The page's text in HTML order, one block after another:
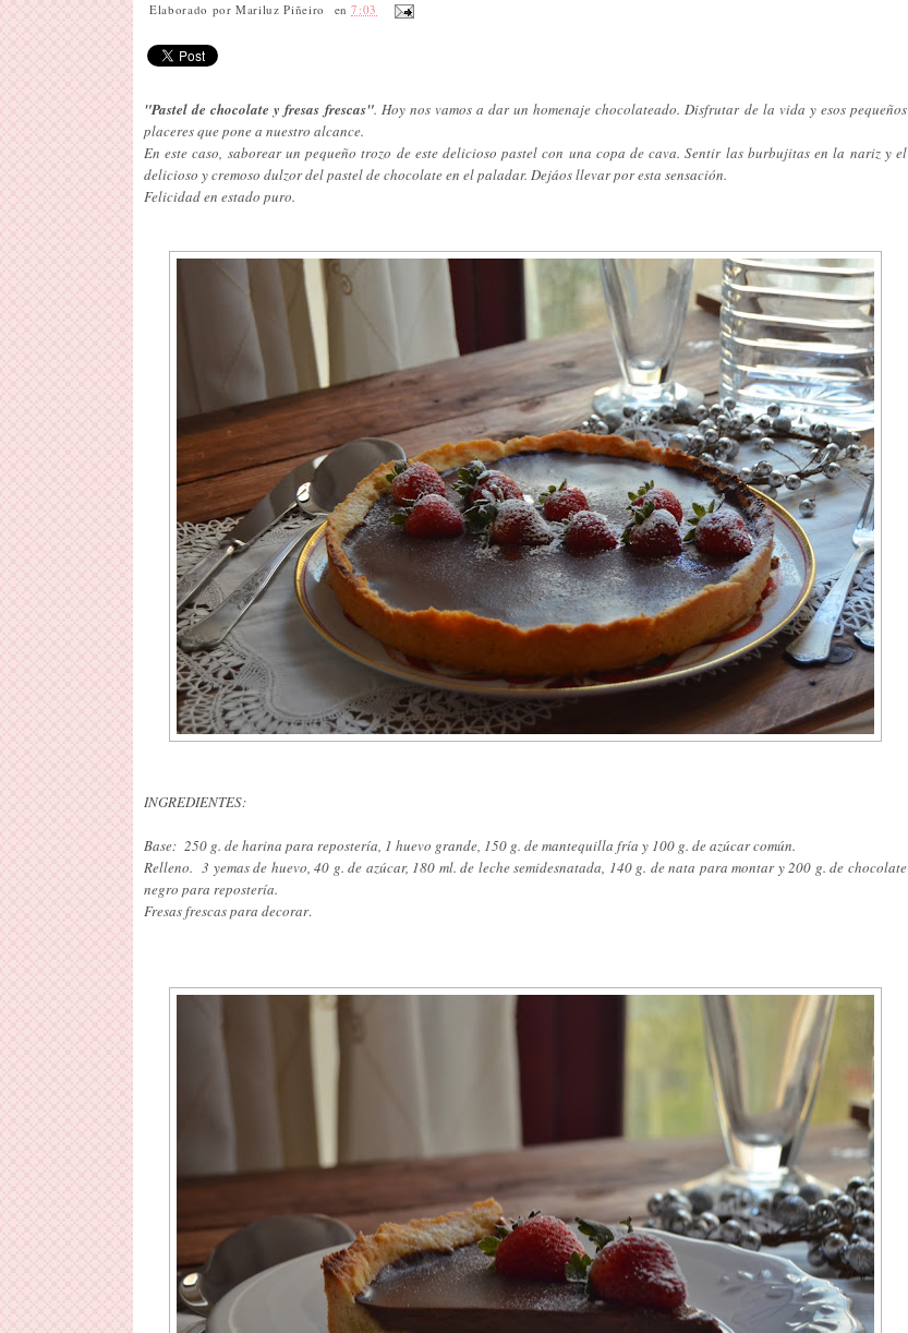
Elaborado porMariluz Piñeiro en7:03
"Pastel de chocolate y fresas frescas". Hoy nos vamos a dar un homenaje chocolateado. Disfrutar de la vida y esos pequeños
placeres que pone a nuestro alcance.
En este caso, saborear un pequeño trozo de este delicioso pastel con una copa de cava. Sentir las burbujitas en la nariz y el
delicioso y cremoso dulzor del pastel de chocolate en el paladar. Dejáos llevar por esta sensación.
Felicidad en estado puro.
INGREDIENTES:
Base: 250 g. de harina para repostería, 1 huevo grande, 150 g. de mantequilla fría y 100 g. de azúcar común.
Relleno. 3 yemas de huevo, 40 g. de azúcar, 180 ml. de leche semidesnatada, 140 g. de nata para montar y 200 g. de chocolate
negro para repostería.
Fresas frescas para decorar.